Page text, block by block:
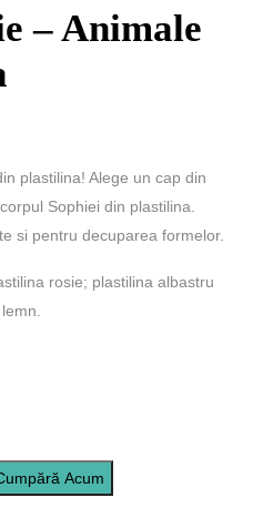
– Animale
plastilina! Alege un cap din
Sophiei din plastilina.
si pentru decuparea formelor.
rosie; plastilina albastru
Acum